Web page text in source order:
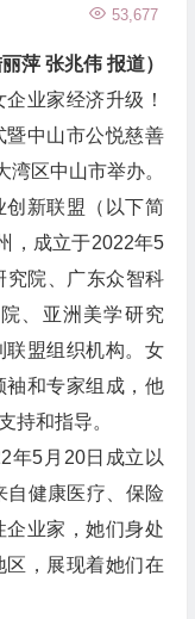
53,677
萍 张兆伟 报道）
业家经济升级！
暨中山市公悦慈善
区中山市举办。
新联盟（以下简
，成立于2022年5
究院、广东众智科
、亚洲美学研究
联盟组织机构。女
袖和专家组成，他
持和指导。
年5月20日成立以
自健康医疗、保险
业家，她们身处
，展现着她们在